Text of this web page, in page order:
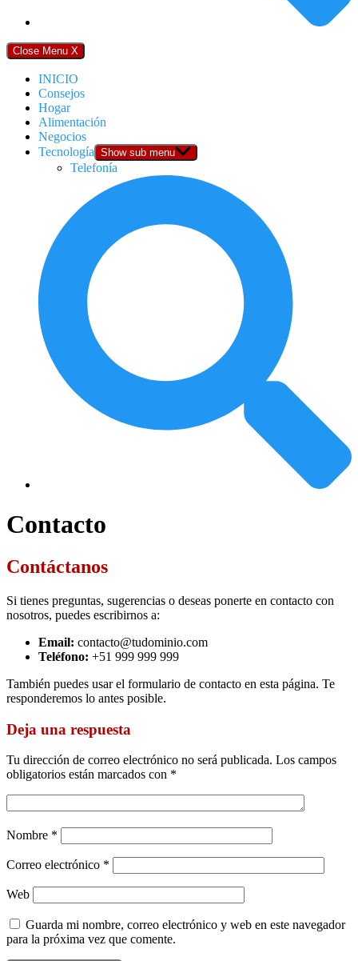
Close Menu X
INICIO
Consejos
Hogar
Alimentación
Negocios
Tecnología Show sub menu
Telefonía
Contacto
Contáctanos
Si tienes preguntas, sugerencias o deseas ponerte en contacto con
nosotros, puedes escribirnos a:
Email: contacto@tudominio.com
Teléfono: +51 999 999 999
También puedes usar el formulario de contacto en esta página. Te
responderemos lo antes posible.
Deja una respuesta
Tu dirección de correo electrónico no será publicada. Los campos
obligatorios están marcados con *
Nombre *
Correo electrónico *
Web
Guarda mi nombre, correo electrónico y web en este navegador
para la próxima vez que comente.